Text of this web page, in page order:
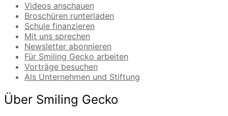
Videos anschauen
Broschüren runterladen
Schule finanzieren
Mit uns sprechen
Newsletter abonnieren
Für Smiling Gecko arbeiten
Vorträge besuchen
Als Unternehmen und Stiftung
Über Smiling Gecko